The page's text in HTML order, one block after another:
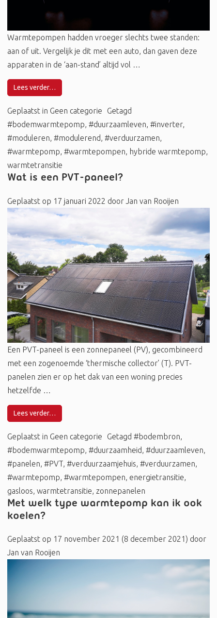
Warmtepompen hadden vroeger slechts twee standen:
aan of uit. Vergelijk je dit met een auto, dan gaven deze
apparaten in de ‘aan-stand’ altijd vol …
Lees verder…
Geplaatst in Geen categorie
Getagd
#bodemwarmtepomp, #duurzaamleven, #inverter,
#moduleren, #modulerend, #verduurzamen,
#warmtepomp, #warmtepompen, hybride warmtepomp,
warmtetransitie
Wat is een PVT-paneel?
Geplaatst op 17 januari 2022 door Jan van Rooijen
Een PVT-paneel is een zonnepaneel (PV), gecombineerd
met een zogenoemde ‘thermische collector’ (T). PVT-
panelen zien er op het dak van een woning precies
hetzelfde …
Lees verder…
Geplaatst in Geen categorie Getagd #bodembron,
#bodemwarmtepomp, #duurzaamheid, #duurzaamleven,
#panelen, #PVT, #verduurzaamjehuis, #verduurzamen,
#warmtepomp, #warmtepompen, energietransitie,
gasloos, warmtetransitie, zonnepanelen
Met welk type warmtepomp kan ik ook
koelen?
Geplaatst op 17 november 2021 (8 december 2021) door
Jan van Rooijen